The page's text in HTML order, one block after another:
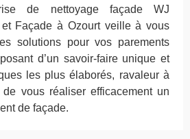
de nettoyage façade WJ
et Façade à Ozourt veille à vous
solutions pour vos parements
d’un savoir-faire unique et
les plus élaborés, ravaleur à
vous réaliser efficacement un
de façade.